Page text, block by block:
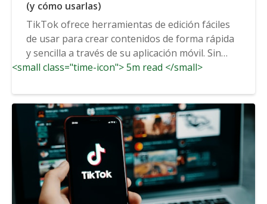
(y cómo usarlas)
TikTok ofrece herramientas de edición fáciles
de usar para crear contenidos de forma rápida
y sencilla a través de su aplicación móvil. Sin
embargo,...
<small class="time-icon"> 5m read </small>